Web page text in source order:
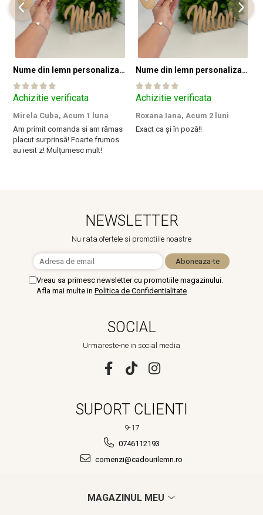
Nume din lemn personalizate pentru panouri foto și baloane - Pret 1 NUME
Achizitie verificata
Mirela Cuba, Acum 1 luna
Am primit comanda si am rămas
placut surprinsă! Foarte frumos
au iesit z! Mulțumesc mult!
Nume din lemn personalizate pentru panouri foto și baloane - Pret 1 NUME
Achizitie verificata
Roxana Iana, Acum 2 luni
Exact ca și în poză!!
NEWSLETTER
Nu rata ofertele si promotiile noastre
Vreau sa primesc newsletter cu promotiile magazinului.
Afla mai multe in Politica de Confidentialitate
SOCIAL
Urmareste-ne in social media
SUPORT CLIENTI
9-17
0746112193
comenzi@cadourilemn.ro
MAGAZINUL MEU